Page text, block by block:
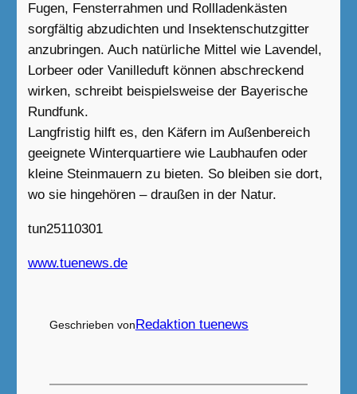
Fugen, Fensterrahmen und Rollladenkästen
sorgfältig abzudichten und Insektenschutzgitter
anzubringen. Auch natürliche Mittel wie Lavendel,
Lorbeer oder Vanilleduft können abschreckend
wirken, schreibt beispielsweise der Bayerische
Rundfunk.
Langfristig hilft es, den Käfern im Außenbereich
geeignete Winterquartiere wie Laubhaufen oder
kleine Steinmauern zu bieten. So bleiben sie dort,
wo sie hingehören – draußen in der Natur.
tun25110301
www.tuenews.de
Geschrieben von Redaktion tuenews